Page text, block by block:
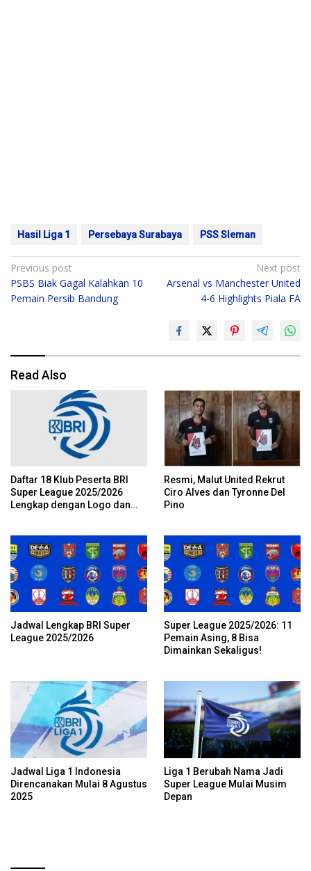
Hasil Liga 1 Persebaya Surabaya PSS Sleman
Post
navigation
Previous post
PSBS Biak Gagal Kalahkan 10
Pemain Persib Bandung
Next post
Arsenal vs Manchester United
4-6 Highlights Piala FA
Read Also
Daftar 18 Klub Peserta BRI
Super League 2025/2026
Lengkap dengan Logo dan
Resmi, Malut United Rekrut
Ciro Alves dan Tyronne Del
Pino
Jadwal Lengkap BRI Super
League 2025/2026
Super League 2025/2026: 11
Pemain Asing, 8 Bisa
Dimainkan Sekaligus!
Jadwal Liga 1 Indonesia
Direncanakan Mulai 8 Agustus
2025
Liga 1 Berubah Nama Jadi
Super League Mulai Musim
Depan